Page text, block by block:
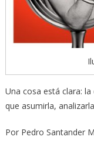
Una cosa está clara:
que asumirla,
Por Pedro Santander